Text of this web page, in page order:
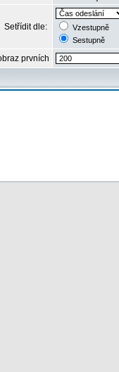
Setřídit dle:
Vzestupně
Sestupně
prvních